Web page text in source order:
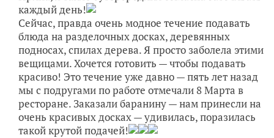
каждый день!
Сейчас, правда очень модное течение подавать
блюда на разделочных досках, деревянных
подносах, спилах дерева. Я просто заболела этими
вещицами. Хочется готовить — чтобы подавать
красиво! Это течение уже давно — пять лет назад
мы с подругами по работе отмечали 8 Марта в
ресторане. Заказали баранину — нам принесли на
очень красивых досках — удивилась, поразилась
такой крутой подачей!